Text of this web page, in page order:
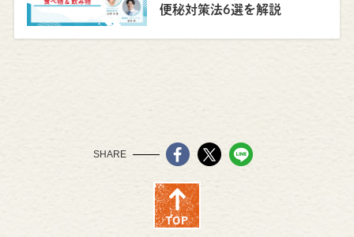
便秘対策法6選を解説
SHARE